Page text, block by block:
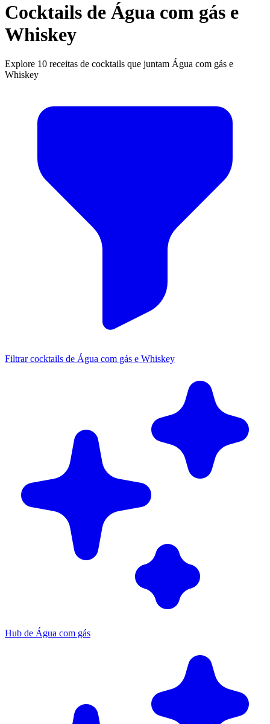
Cocktails de Água com gás e
Whiskey
Explore 10 receitas de cocktails que juntam Água com gás e
Whiskey
Filtrar cocktails de Água com gás e Whiskey
Hub de Água com gás